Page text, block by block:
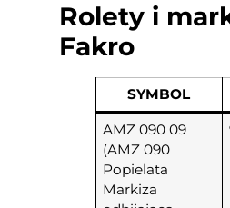
Rolety i
Fakro
SYMBOL
AMZ 090 09
(AMZ 090
Popielata
Markiza